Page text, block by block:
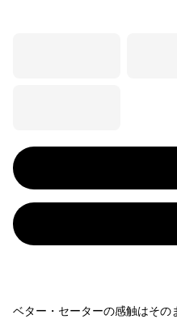
ベター・セーターの感触はそ